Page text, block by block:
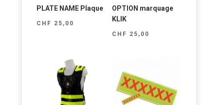
PLATE NAME Plaque
CHF 25,00
OPTION marquage
KLIK
CHF 25,00